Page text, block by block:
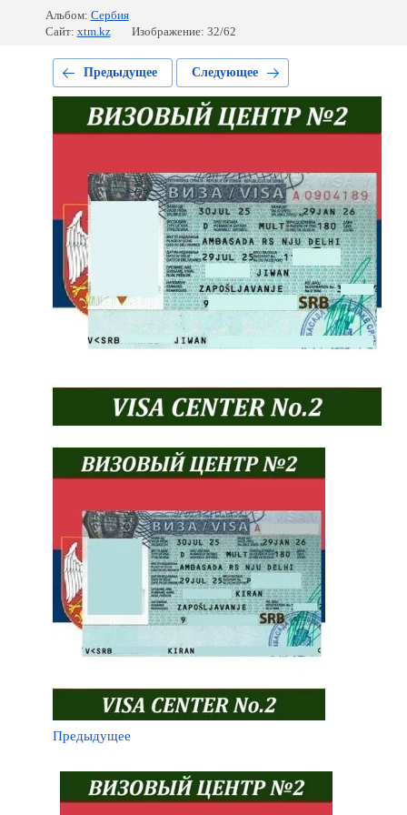
Альбом: Сербия
Сайт: xtm.kz Изображение: 32/62
Предыдущее Следующее
Предыдущее